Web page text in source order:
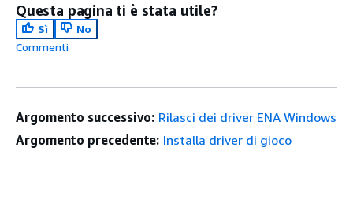
Questa pagina ti è stata utile?
Sì
No
Commenti
Argomento successivo: Rilasci dei driver ENA Windows
Argomento precedente: Installa driver di gioco